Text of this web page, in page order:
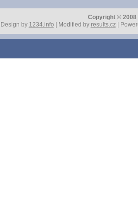
Copyright ©
Design by 1234.info | Modified by results.cz|